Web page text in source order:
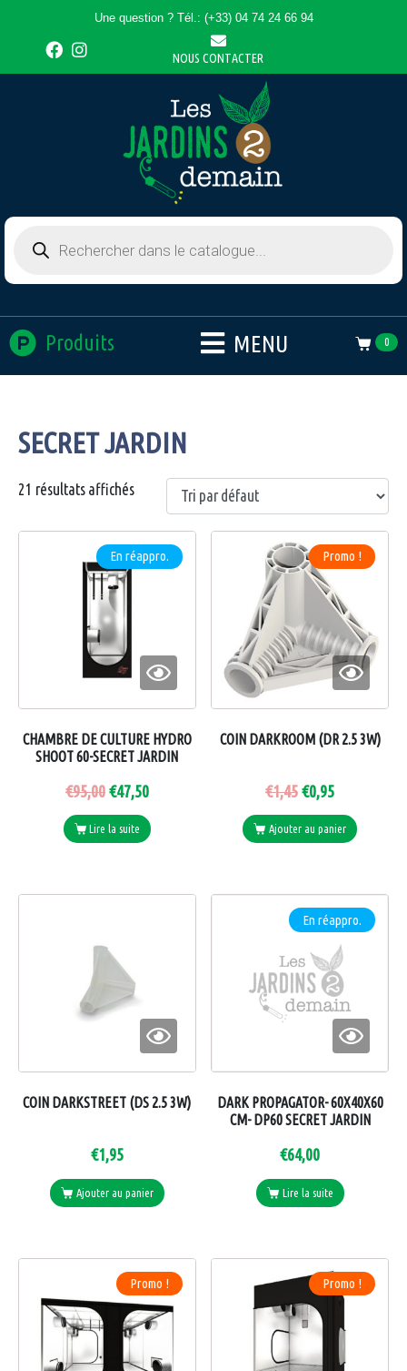
Une question ? Tél.: (+33) 04 74 24 66 94
NOUS CONTACTER
Produits MENU 0
SECRET JARDIN
21 résultats affichés
En réappro.
CHAMBRE DE CULTURE HYDRO
SHOOT 60-SECRET JARDIN
€95,00€47,50
Lire la suite
Promo !
COIN DARKROOM (DR 2.5 3W)
€1,45€0,95
Ajouter au panier
COIN DARKSTREET (DS 2.5 3W)
€1,95
Ajouter au panier
En réappro.
DARK PROPAGATOR- 60X40X60
CM- DP60 SECRET JARDIN
€64,00
Lire la suite
Promo ! Promo !